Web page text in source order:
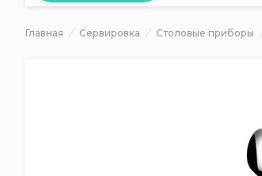
Главная Сервировка Столовые приборы